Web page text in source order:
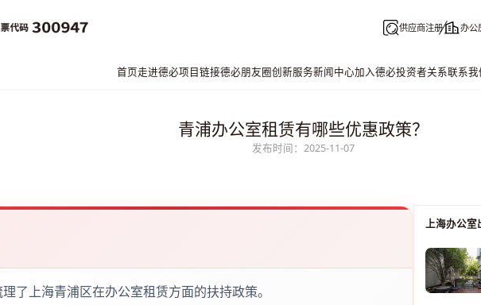
供应商注册 办公
首页走进德必项目链接德必朋友圈创新服务新闻中心加入德必投资者关系联系我
青浦办公室租赁有哪些优惠政策？
发布时间：2025-11-07
了上海青浦区在办公室租赁方面的扶持政策。
上海办公室